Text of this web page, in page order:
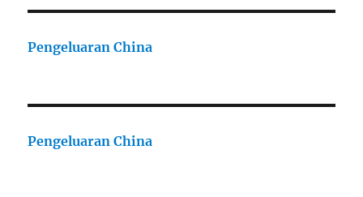
Pengeluaran China
Pengeluaran China